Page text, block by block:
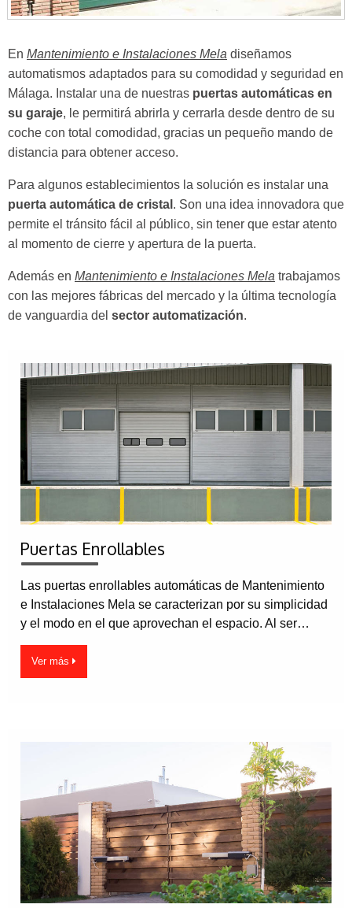
En Mantenimiento e Instalaciones Mela diseñamos
automatismos adaptados para su comodidad y seguridad en
Málaga. Instalar una de nuestras puertas automáticas en
su garaje, le permitirá abrirla y cerrarla desde dentro de su
coche con total comodidad, gracias un pequeño mando de
distancia para obtener acceso.
Para algunos establecimientos la solución es instalar una
puerta automática de cristal . Son una idea innovadora que
permite el tránsito fácil al público, sin tener que estar atento
al momento de cierre y apertura de la puerta.
Además en Mantenimiento e Instalaciones Mela trabajamos
con las mejores fábricas del mercado y la última tecnología
de vanguardia del sector automatización.
Puertas Enrollables
Las puertas enrollables automáticas de Mantenimiento
e Instalaciones Mela se caracterizan por su simplicidad
y el modo en el que aprovechan el espacio. Al ser…
Ver más